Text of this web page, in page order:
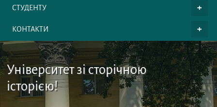
СТУДЕНТУ
КОНТАКТИ
Університет зі сторічною
історією!